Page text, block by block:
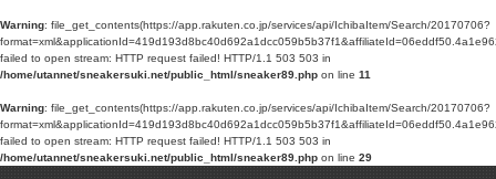
Warning: file_get_contents(https://app.rakuten.co.jp/services/api/IchibaItem/Search/20170706?
failed to open stream: HTTP request failed! HTTP/1.1 503 503 in
/home/utannet/sneakersuki.net/public_html/sneaker89.php on line 11
Warning: file_get_contents(https://app.rakuten.co.jp/services/api/IchibaItem/Search/20170706?
failed to open stream: HTTP request failed! HTTP/1.1 503 503 in
/home/utannet/sneakersuki.net/public_html/sneaker89.php on line 29